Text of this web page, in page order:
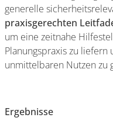
generelle
praxisgerechten
um eine zeitnahe
Planungspraxis zu
unmittelbaren Nutzen zu
Ergebnisse